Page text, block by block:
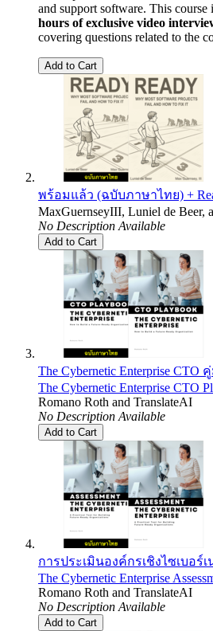
and support software. This course
hours of exclusive video
covering questions related to the
Add to Cart
พร้อมแล้ว (ฉบับภาษาไทย) +
MaxGuernseyIII, Luniel de Beer,
No Description Available
Add to Cart
The Cybernetic Enterprise
The Cybernetic Enterprise CTO
Romano Roth and TranslateAI
No Description Available
Add to Cart
การประเมินองค์กรเชิงไซเบอร์
The Cybernetic Enterprise
Romano Roth and TranslateAI
No Description Available
Add to Cart